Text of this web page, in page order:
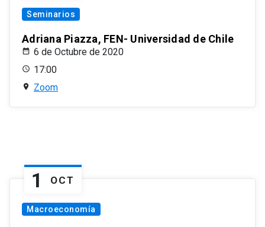
Seminarios
Adriana Piazza, FEN- Universidad de Chile
6 de Octubre de 2020
17:00
Zoom
1 OCT
Macroeconomía